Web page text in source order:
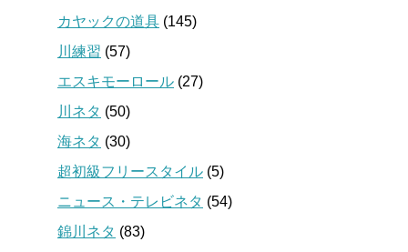
カヤックの道具 (145)
川練習 (57)
エスキモーロール (27)
川ネタ (50)
海ネタ (30)
超初級フリースタイル (5)
ニュース・テレビネタ (54)
錦川ネタ (83)